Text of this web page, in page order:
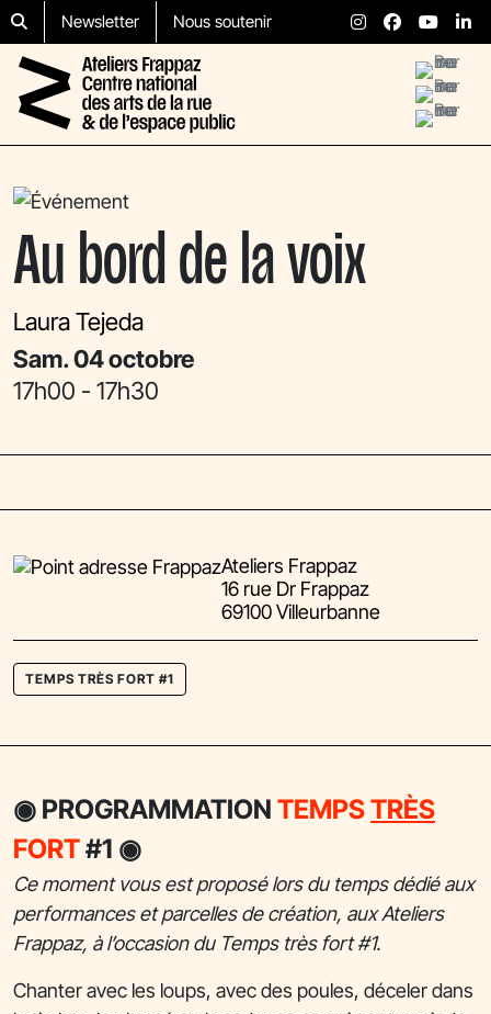
Aller au contenu
Skip to footer Nous soutenir
Newsletter
Au bord de la voix
Laura Tejeda
sam. 04 octobre
17h00 - 17h30
Ateliers Frappaz
16 rue Dr Frappaz
69100 Villeurbanne
TEMPS TRÈS FORT #1
◉ PROGRAMMATION TEMPSTRÈS
FORT#1 ◉
Ce moment vous est proposé lors du temps dédié aux
performances et parcelles de création, aux Ateliers
Frappaz, à l’occasion du Temps très fort #1.
Chanter avec les loups, avec des poules, déceler dans